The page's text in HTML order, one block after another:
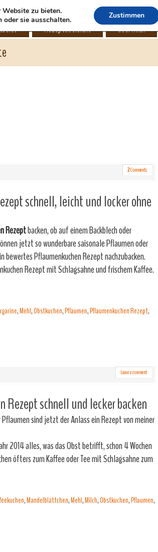
Rezeptübersicht über mich
2Comments
schnell, leicht und locker ohne
Rezeptbacken, ob auf einem Backblech oder
jetzt so wunderbare saisonale Pflaumen oder
bewertes Pflaumenkuchen Rezept nachzubacken.
Rezept mit Schlagsahne und frischem Kaffee.
,Mehl,Obstkuchen,Pflaumen,Pflaumenkuchen Rezept,
Leave a comment
Rezept schnell und lecker backen
sind jetzt der Anlass ein Rezept von meiner
2014 alles, was das Obst betrifft, schon 4 Wochen
öfters zum Kaffee oder Tee mit Schlagsahne zum
,Mandelblättchen,Mehl,Milch,Obstkuchen,Pflaumen,
zu bieten.
oder sie ausschalten. Zustimmen